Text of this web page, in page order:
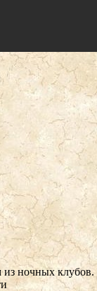
ночных клубов.